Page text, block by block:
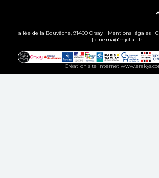
allée de la Bouvêche, 91400 Orsay | Mentions légales|
| cinema@mjctati.fr
Création site internet